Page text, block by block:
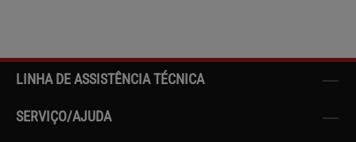
LINHA DE ASSISTÊNCIA TÉCNICA
SERVIÇO/AJUDA